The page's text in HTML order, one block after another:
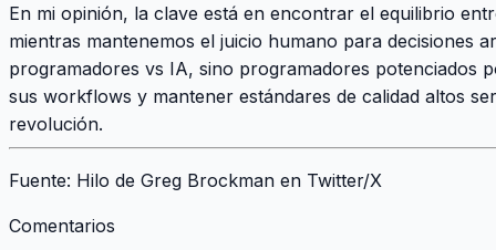
En mi opinión, la clave está en encontrar el equilibrio
mientras mantenemos el juicio humano para decisiones
programadores vs IA, sino programadores potenciados
sus workflows y mantener estándares de calidad altos
revolución.
Fuente: Hilo de Greg Brockman en Twitter/X
Comentarios